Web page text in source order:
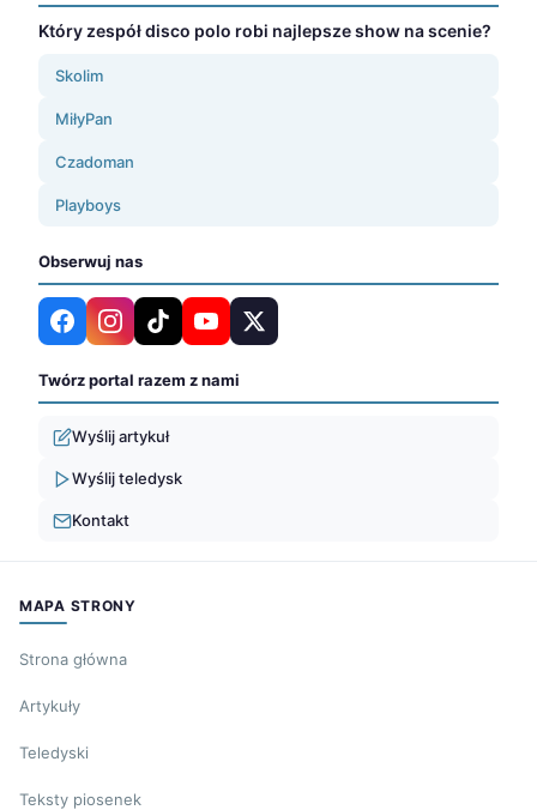
Który zespół disco polo robi najlepsze show na scenie?
Skolim
MiłyPan
Czadoman
Playboys
Obserwuj nas
Twórz portal razem z nami
Wyślij artykuł
Wyślij teledysk
Kontakt
MAPA STRONY
Strona główna
Artykuły
Teledyski
Teksty piosenek